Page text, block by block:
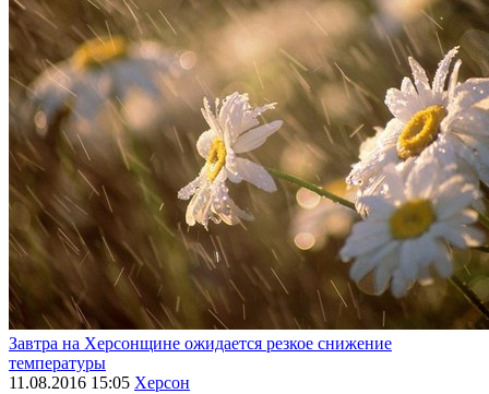
Завтра на Херсонщине ожидается резкое снижение
температуры
11.08.2016 15:05 Херсон